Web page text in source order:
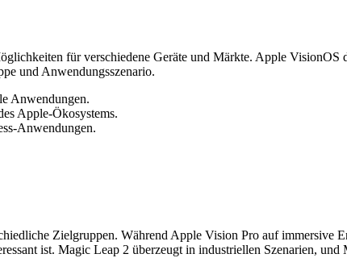
für verschiedene Geräte und Märkte. Apple
und Anwendungsszenario.
Anwendungen.
Apple-Ökosystems.
Anwendungen.
Zielgruppen. Während Apple Vision Pro auf immersive
ist. Magic Leap 2 überzeugt in industriellen Szenarien,